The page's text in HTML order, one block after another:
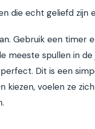
die echt geliefd zijn
Gebruik een timer
meeste spullen in
Dit is een
kiezen, voelen ze